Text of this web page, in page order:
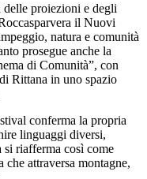
proiezioni e degli
il Nuovi
natura e comunità
prosegue anche la
di Comunità”, con
Rittana in uno spazio
conferma la propria
linguaggi diversi,
riafferma così come
attraversa montagne,